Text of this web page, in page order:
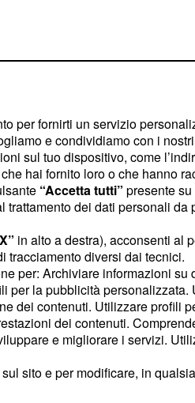
lo
in
al
per fornirti un servizio
e condividiamo con i nostri
sul tuo dispositivo, come
hai fornito loro o che hanno
“Accetta tutti” presente
dei dati personali
in alto a destra), acconsenti al
tracciamento diversi dai tecnici.
per: Archiviare informazioni
per la pubblicità
dei contenuti. Utilizzare profili
dei contenuti.
e migliorare i servizi.
sito e per modificare, in